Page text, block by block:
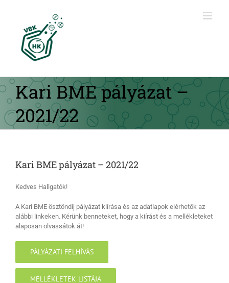
Kari BME pályázat –
2021/22
Kari BME pályázat – 2021/22
Kedves Hallgatók!
A Kari BME ösztöndíj pályázat kiírása és az adatlapok elérhetők az
alábbi linkeken. Kérünk benneteket, hogy a kiírást és a mellékleteket
alaposan olvassátok át!
PÁLYÁZATI FELHÍVÁS
MELLÉKLETEK LISTÁJA